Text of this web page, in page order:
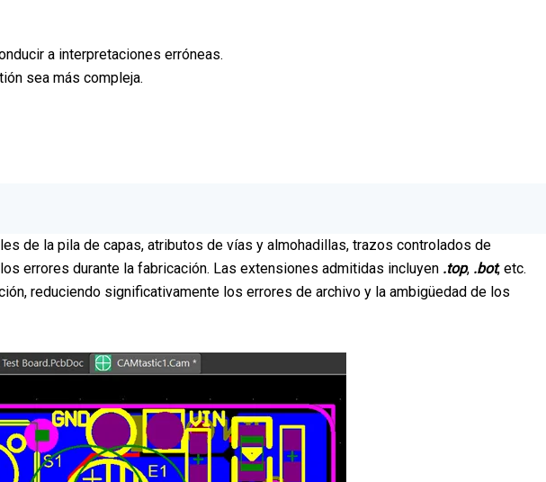
a interpretaciones erróneas.
sea más compleja.
de la pila de capas, atributos de vías y almohadillas, trazos controlados de
errores durante la fabricación. Las extensiones admitidas incluyen .top, .bot, etc.
reduciendo significativamente los errores de archivo y la ambigüedad de los